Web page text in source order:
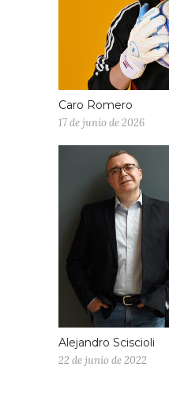
Caro Romero
17 de junio de 2026
Alejandro Sciscioli
22 de junio de 2022